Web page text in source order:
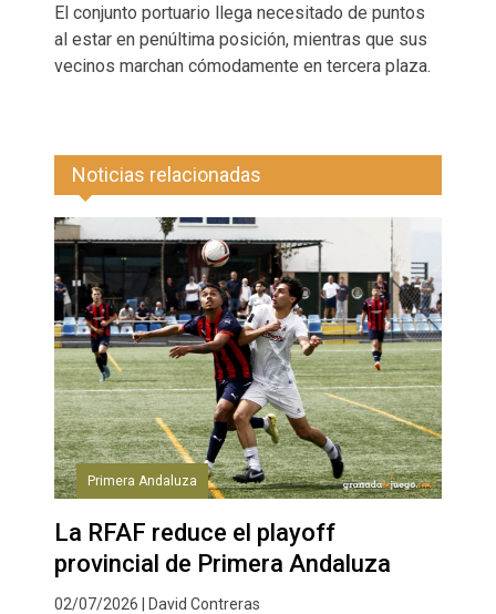
El conjunto portuario llega necesitado de puntos
al estar en penúltima posición, mientras que sus
vecinos marchan cómodamente en tercera plaza.
Noticias relacionadas
Primera Andaluza
La RFAF reduce el playoff
provincial de Primera Andaluza
02/07/2026 | David Contreras